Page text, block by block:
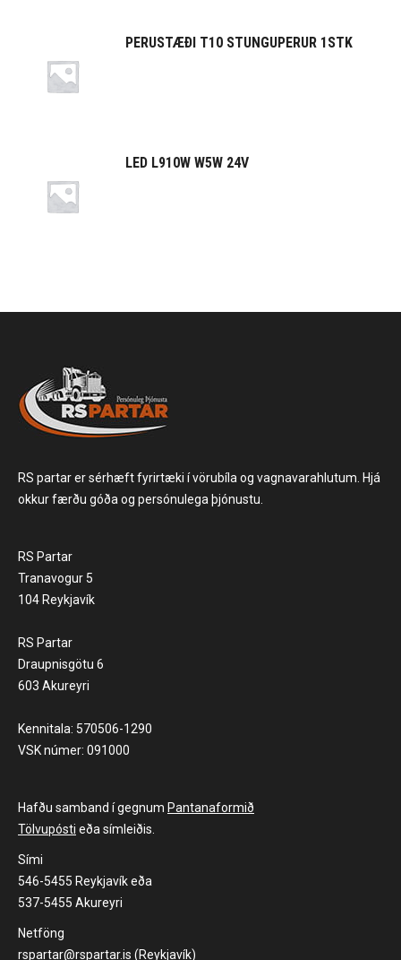
PERUSTÆÐI T10 STUNGUPERUR 1STK
LED L910W W5W 24V
RS partar er sérhæft fyrirtæki í vörubíla og vagnavarahlutum. Hjá
okkur færðu góða og persónulega þjónustu.
RS Partar
Tranavogur 5
104 Reykjavík
RS Partar
Draupnisgötu 6
603 Akureyri
Kennitala: 570506-1290
VSK númer: 091000
Hafðu samband í gegnum Pantanaformið
Tölvupósti eða símleiðis.
Sími
546-5455 Reykjavík eða
537-5455 Akureyri
Netföng
rspartar@rspartar.is (Reykjavík)